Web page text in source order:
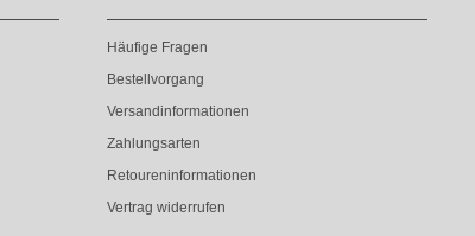
Häufige Fragen
Bestellvorgang
Versandinformationen
Zahlungsarten
Retoureninformationen
Vertrag widerrufen